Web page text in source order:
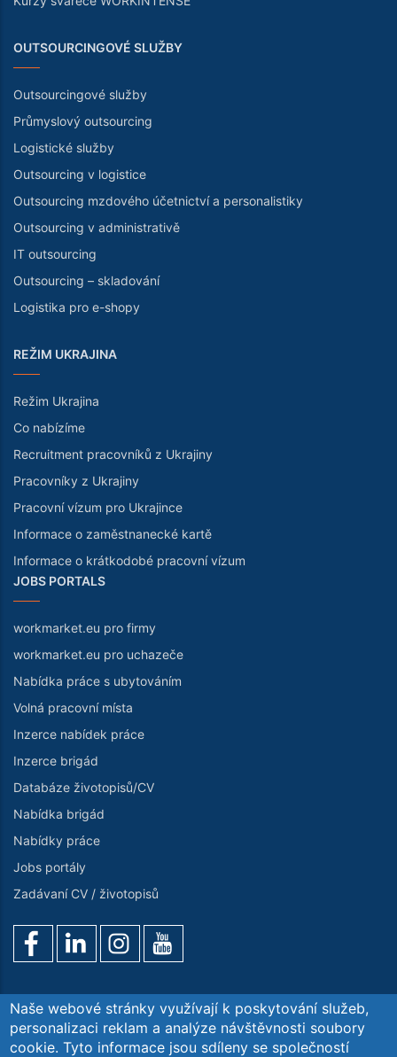
OUTSOURCINGOVÉ SLUŽBY
Outsourcingové služby
Průmyslový outsourcing
Logistické služby
Outsourcing v logistice
Outsourcing mzdového účetnictví a personalistiky
Outsourcing v administrativě
IT outsourcing
Outsourcing – skladování
Logistika pro e-shopy
REŽIM UKRAJINA
Režim Ukrajina
Co nabízíme
Recruitment pracovníků z Ukrajiny
Pracovníky z Ukrajiny
Pracovní vízum pro Ukrajince
Informace o zaměstnanecké kartě
Informace o krátkodobé pracovní vízum
JOBS PORTALS
workmarket.eu pro firmy
workmarket.eu pro uchazeče
Nabídka práce s ubytováním
Volná pracovní místa
Inzerce nabídek práce
Inzerce brigád
Databáze životopisů/CV
Nabídka brigád
Nabídky práce
Jobs portály
Zadávaní CV / životopisů
Poptávka služeb O nás Kontaktujte nás GDPR
Naše webové stránky využívají k poskytování služeb,
personalizaci reklam a analýze návštěvnosti soubory
cookie. Tyto informace jsou sdíleny se společností